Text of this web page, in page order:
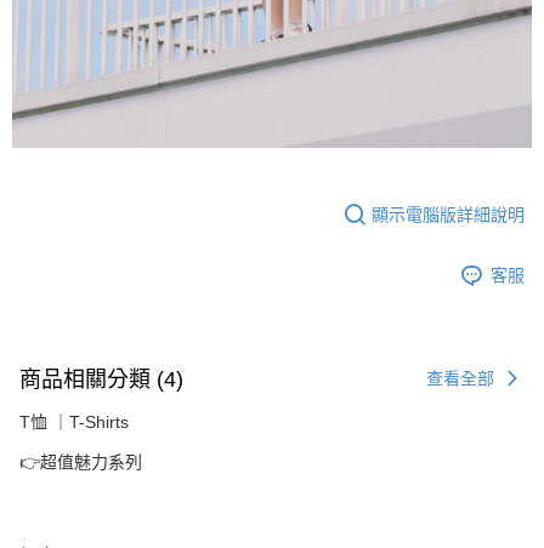
顯示電腦版詳細說明
客服
商品相關分類 (4) 查看全部
T恤 ｜T-Shirts
👉超值魅力系列